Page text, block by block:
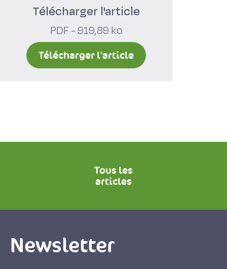
Télécharger l'article
PDF - 919,89 ko
Télécharger l'article
Tous les
articles
Newsletter